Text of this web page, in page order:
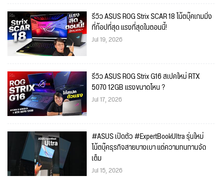
รีวิว ASUS ROG Strix SCAR 18 โน้ตบุ๊คเกมมิ่ง
ที่ท้อปที่สุด แรงที่สุดในตอนนี้!
Jul 19, 2026
รีวิว ASUS ROG Strix G16 สเปคใหม่ RTX
5070 12GB แรงขนาดไหน ?
Jul 17, 2026
#ASUS เปิดตัว #ExpertBookUltra รุ่นใหม่
โน้ตบุ๊คธุรกิจสายบางเบา แต่ความทนทานจัด
เต็ม
Jul 15, 2026